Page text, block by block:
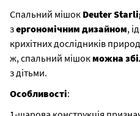
Спальний мішок Deuter
зергономічним дизайном,
крихітних дослідників
ж, спальний мішок можна
з дітьми.
Особливості: